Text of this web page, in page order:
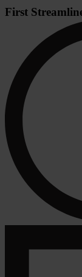
First